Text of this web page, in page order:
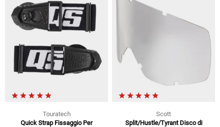
Touratech
Quick Strap Fissaggio Per
Scott
Split/Hustle/Tyrant Disco di